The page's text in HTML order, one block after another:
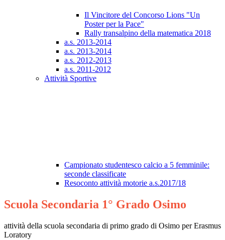
Il Vincitore del Concorso Lions "Un
Poster per la Pace"
Rally transalpino della matematica 2018
a.s. 2013-2014
a.s. 2013-2014
a.s. 2012-2013
a.s. 2011-2012
Attività Sportive
Campionato studentesco calcio a 5 femminile:
seconde classificate
Resoconto attività motorie a.s.2017/18
Scuola Secondaria 1° Grado Osimo
attività della scuola secondaria di primo grado di Osimo per Erasmus
Loratory